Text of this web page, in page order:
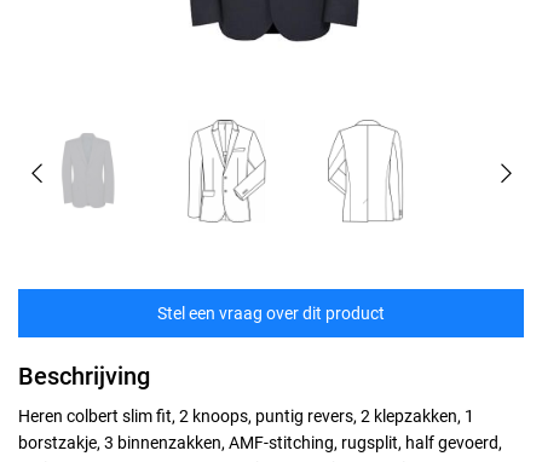
Stel een vraag over dit product
Beschrijving
Heren colbert slim fit, 2 knoops, puntig revers, 2 klepzakken, 1
borstzakje, 3 binnenzakken, AMF-stitching, rugsplit, half gevoerd,